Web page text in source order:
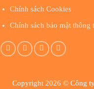
Chính sách Cookies
Chính sách bảo mật thông
Copyright 2026 © Công